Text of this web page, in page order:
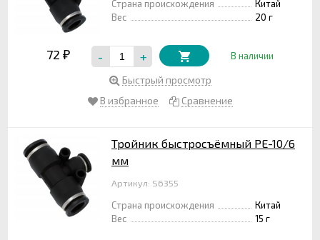
Страна происхождения
Китай
Вес
20 г
72 ₽ - + В наличии
Быстрый просмотр
В избранное
Сравнение
Тройник быстросъёмный PE-10/6
мм
Артикул: S6355
Страна происхождения
Китай
Вес
15 г